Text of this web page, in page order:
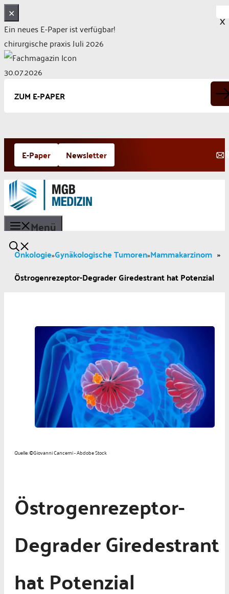
✕
Ein neues E-Paper ist verfügbar!
chirurgische praxis Juli 2026
30.07.2026
ZUM E-PAPER
Zum
Inhalt
springen
E-Paper Newsletter
Menü
Onkologie»Gynäkologische Tumoren»Mammakarzinom »
Östrogenrezeptor-Degrader Giredestrant hat Potenzial
Quelle: ©Giovanni Cancemi - Abdobe Stock
Östrogenrezeptor-
Degrader Giredestrant
hat Potenzial
X